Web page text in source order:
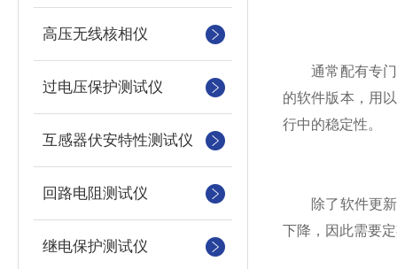
高压无线核相仪
过电压保护测试仪
互感器伏安特性测试仪
回路电阻测试仪
继电保护测试仪
通常配有专门
的软件版本，用
行中的稳定性。
除了软件更新
下降，因此需要